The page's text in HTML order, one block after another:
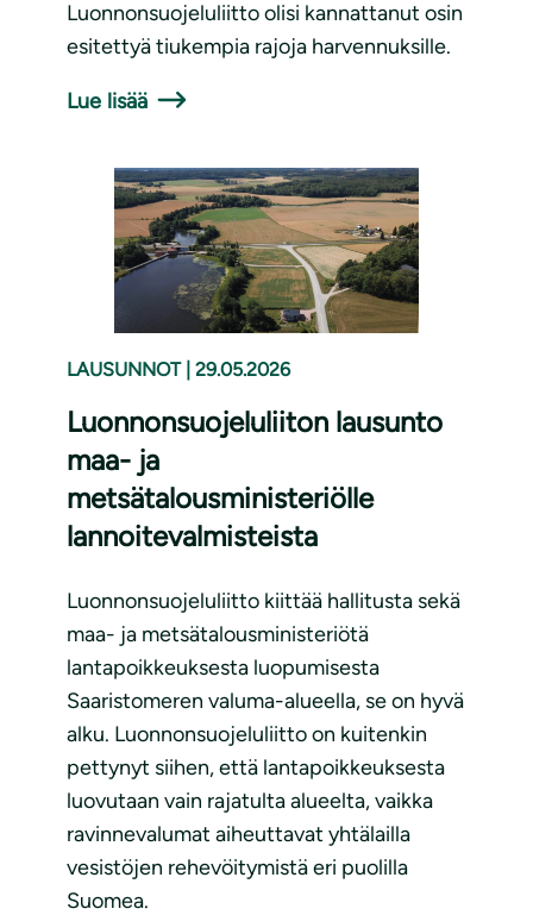
Luonnonsuojeluliitto olisi kannattanut osin
esitettyä tiukempia rajoja harvennuksille.
Lue lisää
LAUSUNNOT 29.05.2026
Luonnonsuojeluliiton lausunto
maa- ja
metsätalousministeriölle
lannoitevalmisteista
Luonnonsuojeluliitto kiittää hallitusta sekä
maa- ja metsätalousministeriötä
lantapoikkeuksesta luopumisesta
Saaristomeren valuma-alueella, se on hyvä
alku. Luonnonsuojeluliitto on kuitenkin
pettynyt siihen, että lantapoikkeuksesta
luovutaan vain rajatulta alueelta, vaikka
ravinnevalumat aiheuttavat yhtälailla
vesistöjen rehevöitymistä eri puolilla
Suomea.